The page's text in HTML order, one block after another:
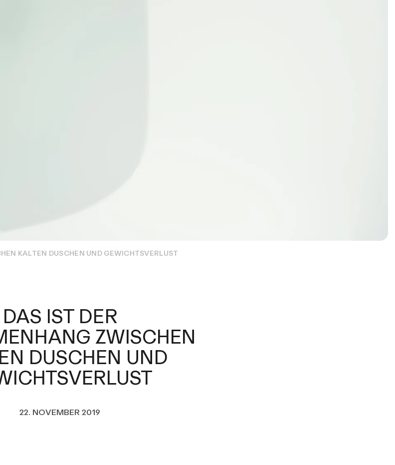
KALTEN DUSCHEN UND GEWICHTSVERLUST
DAS IST DER
ZWISCHEN
DUSCHEN UND
22. NOVEMBER 2019